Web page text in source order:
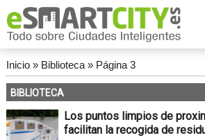
Inicio» Biblioteca» Página 3
BIBLIOTECA
Los puntos limpios de
facilitan la recogida de